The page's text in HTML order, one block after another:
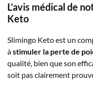
L’avis médical de
Keto
Slimingo Keto est un
àstimuler la perte de
qualité, bien que son
soit pas clairement